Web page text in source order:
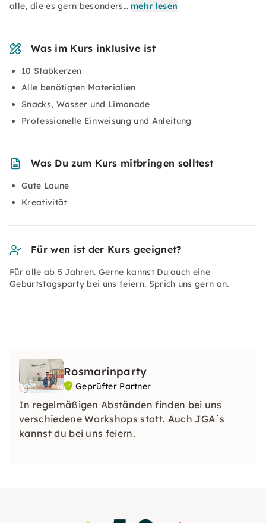
alle, die es gern besonders… mehr lesen
Was im Kurs inklusive ist
10 Stabkerzen
Alle benötigten Materialien
Snacks, Wasser und Limonade
Professionelle Einweisung und Anleitung
Was Du zum Kurs mitbringen solltest
Gute Laune
Kreativität
Für wen ist der Kurs geeignet?
Für alle ab 5 Jahren. Gerne kannst Du auch eine
Geburtstagsparty bei uns feiern. Sprich uns gern an.
Rosmarinparty
Geprüfter Partner
In regelmäßigen Abständen finden bei uns
verschiedene Workshops statt. Auch JGA´s
kannst du bei uns feiern.